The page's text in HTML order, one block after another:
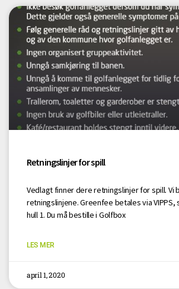
Retningslinjer for spill
Vedlagt finner dere retningslinjer for spill. Vi
retningslinjene. Greenfee betales via VIPPS,
hull 1. Du må bestille i Golfbox
LES MER
april 1, 2020